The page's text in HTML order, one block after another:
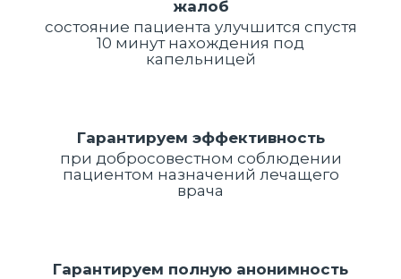
жалоб
состояние пациента улучшится спустя
10 минут нахождения под
капельницей
Гарантируем эффективность
при добросовестном соблюдении
пациентом назначений лечащего
врача
Гарантируем полную анонимность